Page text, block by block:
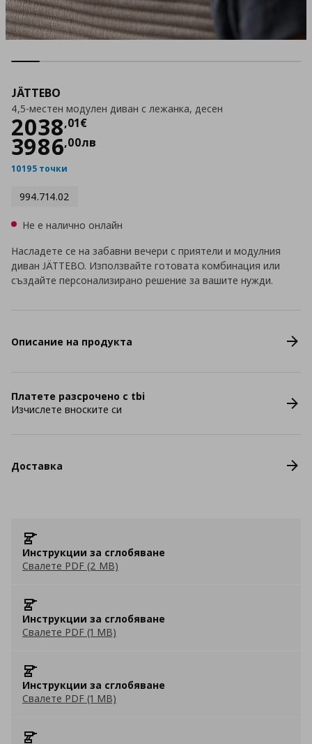
JÄTTEBO
4,5-местен модулен диван с лежанка, десен
2038,01€
Цена2038,01 €
3986,00лв
10195 точки
994.714.02
Не е налично онлайн
Насладете се на забавни вечери с приятели и модулния
диван JÄTTEBO. Използвайте готовата комбинация или
създайте персонализирано решение за вашите нужди.
Описание на продукта
Платете разсрочено с tbi
Изчислете вноските си
Доставка
Инструкции за сглобяване
Свалете PDF (2 MB)
Инструкции за сглобяване
Свалете PDF (1 MB)
Инструкции за сглобяване
Свалете PDF (1 MB)